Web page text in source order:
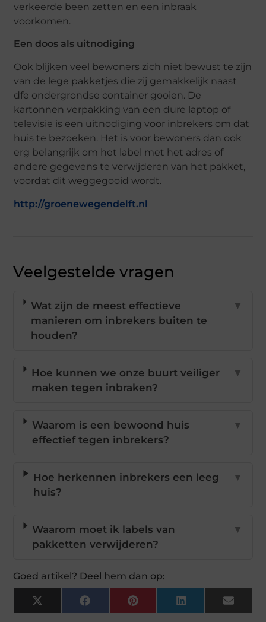
verkeerde been zetten en een inbraak
voorkomen.
Een doos als uitnodiging
Ook blijken veel bewoners zich niet bewust te zijn
van de lege pakketjes die zij gemakkelijk naast
dfe ondergrondse container gooien. De
kartonnen verpakking van een dure laptop of
televisie is een uitnodiging voor inbrekers om dat
huis te bezoeken. Het is voor bewoners dan ook
erg belangrijk om het label met het adres of
andere gegevens te verwijderen van het pakket,
voordat dit weggegooid wordt.
http://groenewegendelft.nl
Veelgestelde vragen
Wat zijn de meest effectieve
manieren om inbrekers buiten te
houden?
▼
Hoe kunnen we onze buurt veiliger
maken tegen inbraken?
▼
Waarom is een bewoond huis
effectief tegen inbrekers?
▼
Hoe herkennen inbrekers een leeg
huis?
▼
Waarom moet ik labels van
pakketten verwijderen?
▼
Goed artikel? Deel hem dan op:
X
(Twitter)
FacebookPinterestLinkedInEmail